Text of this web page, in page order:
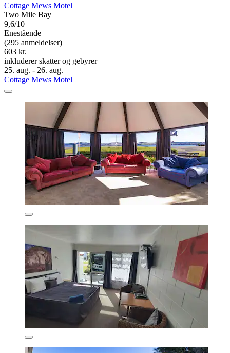
Cottage Mews Motel
Two Mile Bay
9,6/10
Enestående
(295 anmeldelser)
603 kr.
inkluderer skatter og gebyrer
25. aug. - 26. aug.
Cottage Mews Motel